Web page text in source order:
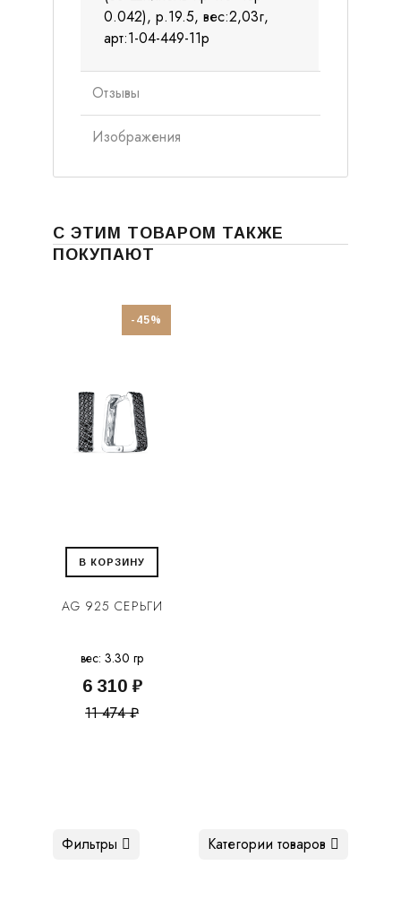
0.042), р.19.5, вес:2,03г,
арт:1-04-449-11р
Отзывы
Изображения
С ЭТИМ ТОВАРОМ ТАКЖЕ
ПОКУПАЮТ
-45%
В КОРЗИНУ
AG 925 СЕРЬГИ
вес: 3.30 гр
6 310 ₽
11 474 ₽
Категории товаров
Фильтры